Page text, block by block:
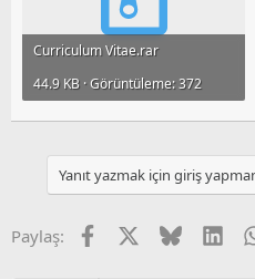
Curriculum Vitae.rar
44.9 KB · Görüntüleme: 372
Yanıt yazmak için giriş
Paylaş: Facebook Bluesky